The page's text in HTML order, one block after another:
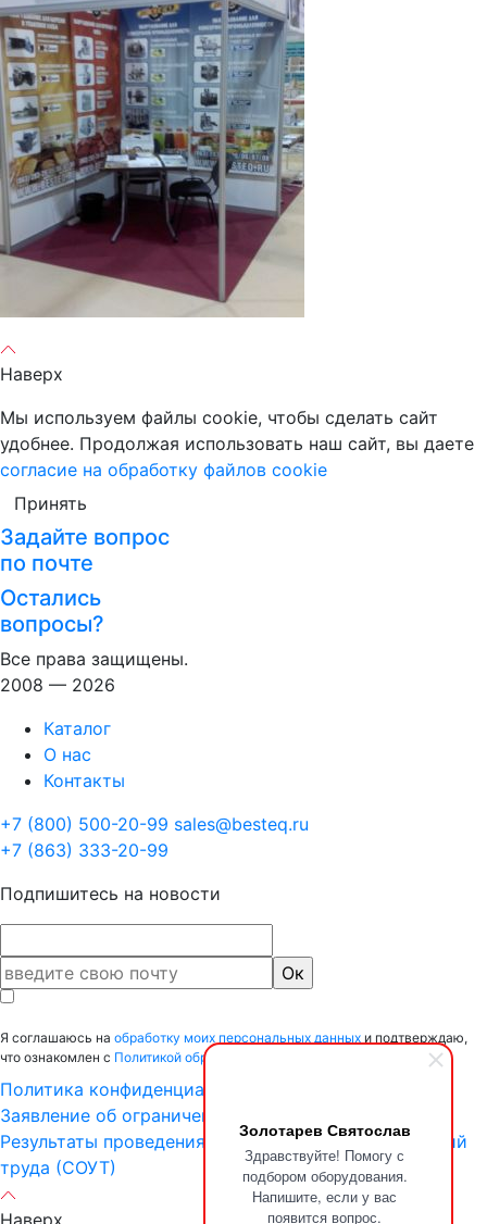
Золотарев Святослав
Здравствуйте! Помогу с
подбором оборудования.
Напишите, если у вас
появится вопрос.
Наверх
Мы используем файлы cookie, чтобы сделать сайт
удобнее. Продолжая использовать наш сайт, вы даете
согласие на обработку файлов cookie
Принять
Задайте вопрос
по почте
Остались
вопросы?
Все права защищены.
2008 — 2026
Каталог
О нас
Контакты
+7 (800) 500-20-99 sales@besteq.ru
+7 (863) 333-20-99
Подпишитесь на новости
Я соглашаюсь на обработку моих персональных данных и подтверждаю,
что ознакомлен с Политикой обработки персональных данных.
Политика конфиденциальности
Заявление об ограничении ответственности
Результаты проведения специальной оценки условий
труда (СОУТ)
Наверх